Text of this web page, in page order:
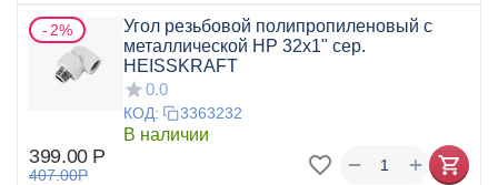
2%
Угол резьбовой полипропиленовый с
металлической НР 32x1" сер.
HEISSKRAFT
0.0
КОД: 3363232
В наличии
399.00 Р
407.00Р +
−